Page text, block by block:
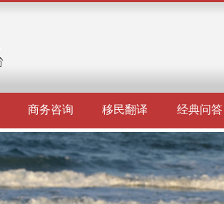
商务咨询 移民翻译 经典问答